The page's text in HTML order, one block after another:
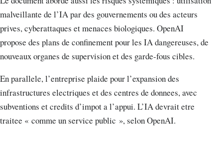
malveillante de l’IA par des gouvernements ou des acteurs
prives, cyberattaques et menaces biologiques. OpenAI
propose des plans de confinement pour les IA dangereuses, de
nouveaux organes de supervision et des garde-fous cibles.
En parallele, l’entreprise plaide pour l’expansion des
infrastructures electriques et des centres de donnees, avec
subventions et credits d’impot a l’appui. L’IA devrait etre
traitee « comme un service public », selon OpenAI.